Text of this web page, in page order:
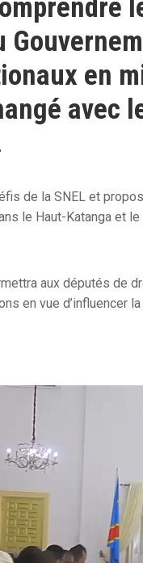
en
de la SNEL et
le Haut-Katanga et
aux députés de
en vue d’influencer